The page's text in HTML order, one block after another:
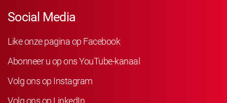
Social Media
Like onze pagina op Facebook
Abonneer u op ons YouTube-kanaal
Volg ons op Instagram
Volg ons op LinkedIn